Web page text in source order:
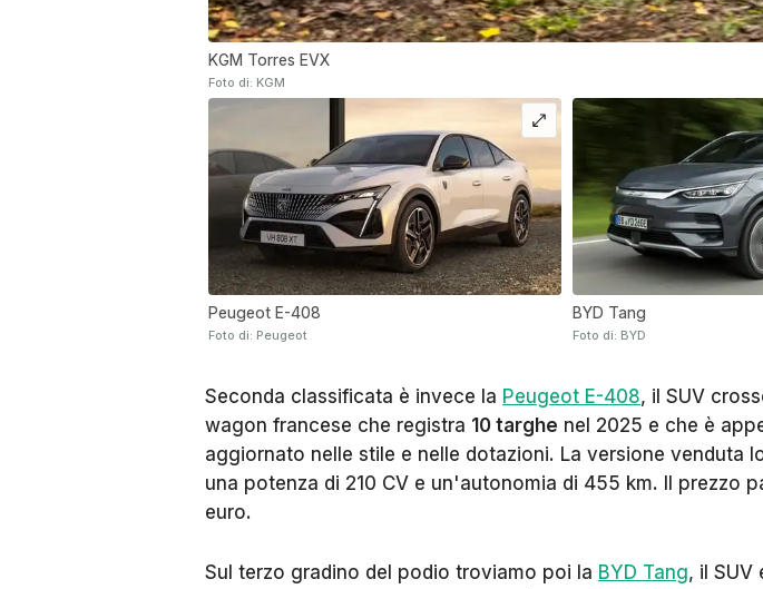
KGM Torres EVX
Foto di: KGM
Peugeot E-408
Foto di: Peugeot
BYD Tang
Foto di: BYD
Seconda classificata è invece la Peugeot E-408, il SUV
wagon francese che registra 10 targhe nel 2025 e che è
aggiornato nelle stile e nelle dotazioni. La versione venduta
una potenza di 210 CV e un'autonomia di 455 km. Il prezzo
euro.
Sul terzo gradino del podio troviamo poi la BYD Tang, il SUV